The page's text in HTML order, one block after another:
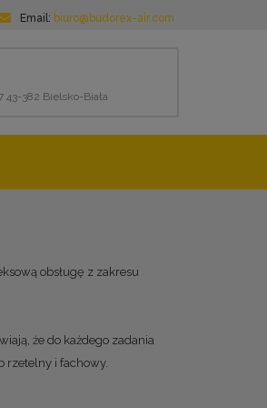
Email: biuro@budorex-air.com
43-382 Bielsko-Biała
obsługę z zakresu
że do każdego zadania
rzetelny i fachowy.